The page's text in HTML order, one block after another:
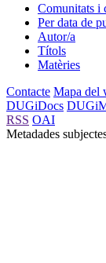
Comunitats i
Per data de
Autor/a
Títols
Matèries
Contacte Mapa del
DUGiDocs
RSS OAI
Metadades